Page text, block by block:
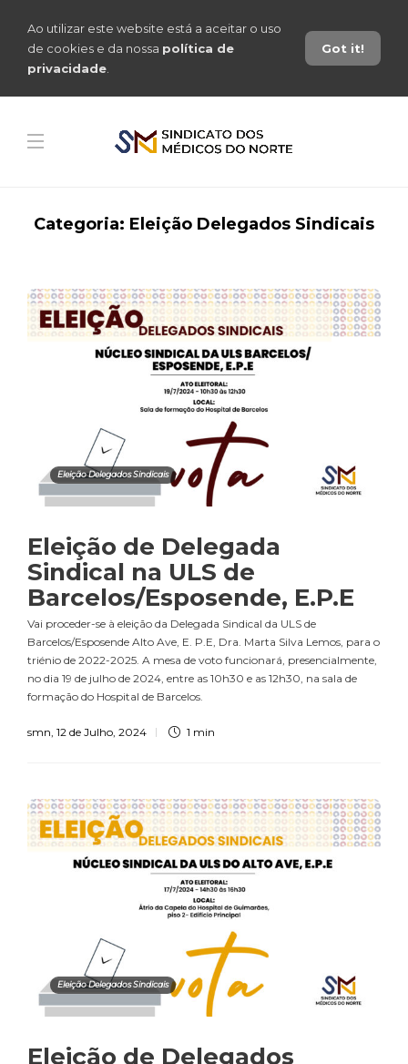
Ao utilizar este website está a aceitar o uso
de cookies e da nossa política de
privacidade
Got it!
Categoria: Eleição Delegados Sindicais
Eleição Delegados Sindicais
Eleição de Delegada
Sindical na ULS de
Barcelos/Esposende, E.P.E
Vai proceder-se à eleição da Delegada Sindical da ULS de
Barcelos/Esposende Alto Ave, E. P.E, Dra. Marta Silva Lemos, para o
triénio de 2022-2025. A mesa de voto funcionará, presencialmente,
no dia 19 de julho de 2024, entre as 10h30 e as 12h30, na sala de
formação do Hospital de Barcelos.
smn 12 de Julho, 2024 1 min
Eleição Delegados Sindicais
Eleição de Delegados